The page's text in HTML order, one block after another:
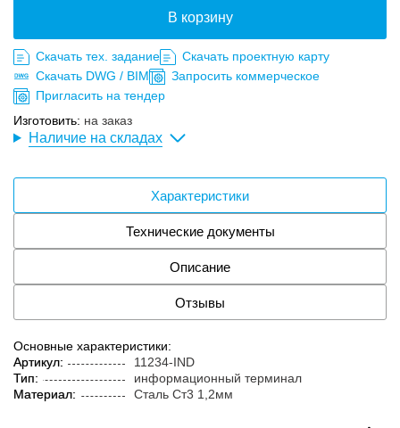
Изготовить: на заказ
В корзину
Скачать тех. задание
Скачать проектную карту
Скачать DWG / BIM
Запросить коммерческое
Пригласить на тендер
Наличие на складах
Характеристики
Технические документы
Описание
Отзывы
Основные характеристики:
Артикул:
11234-IND
Тип:
информационный терминал
Материал:
Сталь Ст3 1,2мм